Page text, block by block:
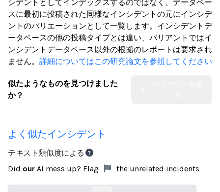
シデントとしてインデックスするのではなく、データベー
スに最初に投稿された同様なインシデントの元にインシデ
ントのバリエーションとして一覧します。インシデントデ
ータベースの他の投稿タイプとは違い、バリアントではイ
ンシデントデータベース以外の根拠のレポートは要求され
ません。 詳細についてはこの研究論文を参照してください
似たようなものを見つけました
か？
よく似たインシデント
テキスト類似度による
Did our AI mess up? Flag the unrelated incidents